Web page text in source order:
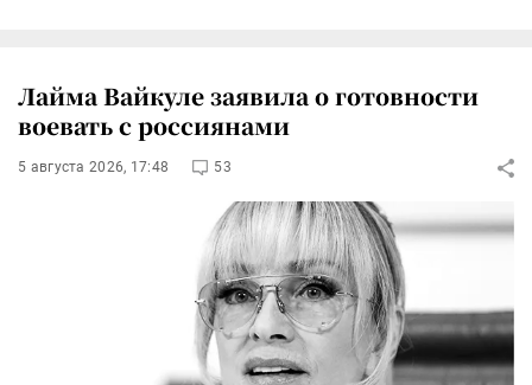
Лайма Вайкуле заявила о готовности
воевать с россиянами
5 августа 2026, 17:48 53